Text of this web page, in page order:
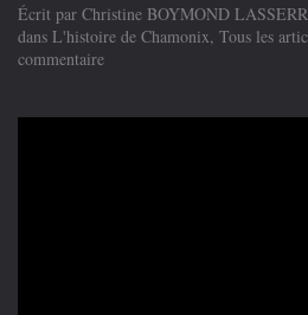
Écrit par Christine BOYMOND
dans L'histoire de Chamonix, Tous les
commentairesur
balade